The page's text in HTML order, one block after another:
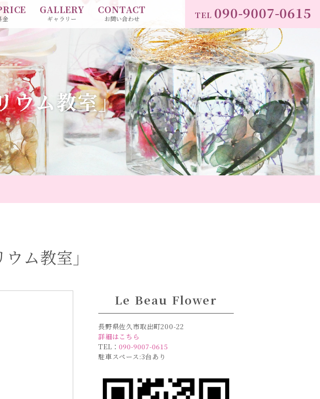
TEL 090-9007-0615
金
GALLERY
ギャラリー
CONTACT
お問い合わせ
ウム教室」
ム教室」
Le Beau Flower
長野県佐久市取出町200-22
詳細はこちら
TEL：090-9007-0615
駐車スペース:3台あり